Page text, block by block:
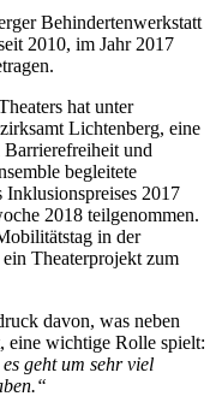
Behindertenwerkstatt
2010, im Jahr 2017
hat unter
Lichtenberg, eine
und
begleitete
Inklusionspreises 2017
2018 teilgenommen.
in der
Theaterprojekt zum
davon, was neben
eine wichtige Rolle spielt:
geht um sehr viel